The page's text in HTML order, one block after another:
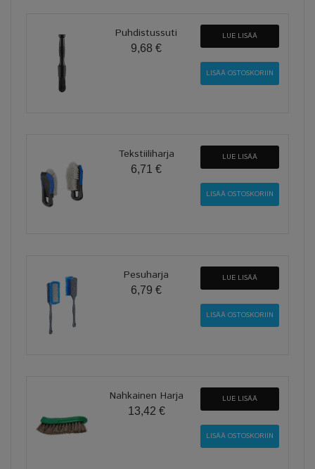
Puhdistussuti
9,68 €
LUE LISÄÄ
Tekstiiliharja
6,71 €
LUE LISÄÄ
Pesuharja
6,79 €
LUE LISÄÄ
Nahkainen Harja
13,42 €
LUE LISÄÄ